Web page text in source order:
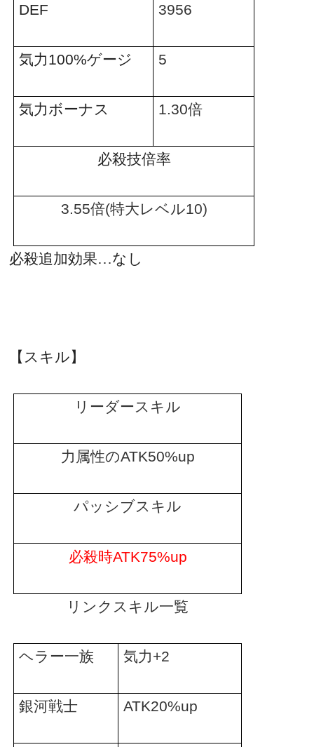
DEF 3956
気力100%ゲージ 5
気力ボーナス 1.30倍
必殺技倍率
3.55倍(特大レベル10)
必殺追加効果…なし
【スキル】
リーダースキル
力属性のATK50%up
パッシブスキル
必殺時ATK75%up
リンクスキル一覧
ヘラー一族 気力+2
銀河戦士 ATK20%up